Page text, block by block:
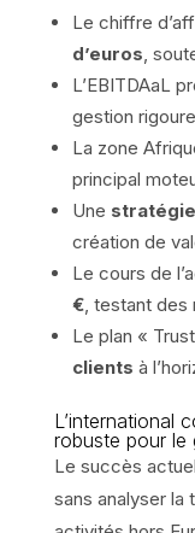
Le chiffre
d’euros ,
L’EBITDAaL
gestion
La zone
principal
Une stratégie
création de
Le cours de
€, testant des
Le plan «
clients à
L’international
robuste pour le
Le succès
sans analyser la